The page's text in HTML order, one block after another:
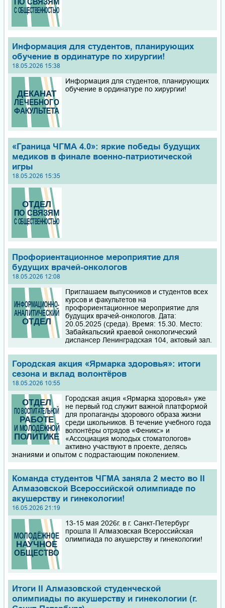
Информация для студентов, планирующих
обучение в ординатуре по хирургии!
18.05.2026 15:38
Информация для студентов, планирующих
обучение в ординатуре по хирургии!
«Граница ЧГМА 4.0»: яркие победы будущих
медиков в финале военно-патриотической
игры
18.05.2026 15:35
Профориентационное мероприятие для
будущих врачей-онкологов
18.05.2026 12:08
Приглашаем выпускников и студентов всех
курсов и факультетов на
профориентационное мероприятие для
будущих врачей-онкологов. Дата:
20.05.2025 (среда). Время: 15.30. Место:
Забайкальский краевой онкологический
диспансер Ленинградская 104, актовый зал.
Городская акция «Ярмарка здоровья»: итоги
сезона и вклад волонтёров
18.05.2026 10:55
Городская акция «Ярмарка здоровья» уже
не первый год служит важной платформой
для пропаганды здорового образа жизни
среди школьников. В течение учебного года
волонтёры отрядов «Феникс» и
«Ассоциация молодых стоматологов»
активно участвуют в проекте, делясь
знаниями и опытом с подрастающим поколением.
Команда студентов ЧГМА заняла 2 место во II
Алмазовской Всероссийской олимпиаде по
акушерству и гинекологии!
16.05.2026 21:19
13-15 мая 2026г. в г. Санкт-Петербург
прошла II Алмазовская Всероссийская
олимпиада по акушерству и гинекологии!
Итоги II Алмазовской студенческой
олимпиады по акушерству и гинекологии (г.